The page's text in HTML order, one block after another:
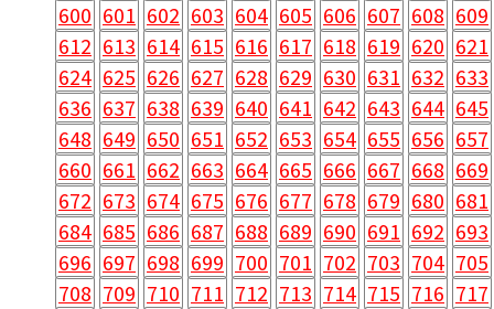
600 601 602 603 604 605 606 607 608 609
612 613 614 615 616 617 618 619 620 621
624 625 626 627 628 629 630 631 632 633
636 637 638 639 640 641 642 643 644 645
648 649 650 651 652 653 654 655 656 657
660 661 662 663 664 665 666 667 668 669
672 673 674 675 676 677 678 679 680 681
684 685 686 687 688 689 690 691 692 693
696 697 698 699 700 701 702 703 704 705
708 709 710 711 712 713 714 715 716 717